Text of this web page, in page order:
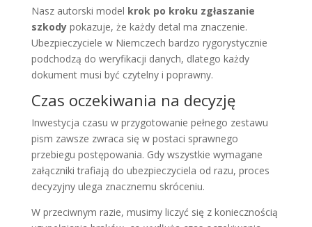
Nasz autorski model krok po kroku zgłaszanie
szkodypokazuje, że każdy detal ma znaczenie.
Ubezpieczyciele w Niemczech bardzo rygorystycznie
podchodzą do weryfikacji danych, dlatego każdy
dokument musi być czytelny i poprawny.
Czas oczekiwania na decyzję
Inwestycja czasu w przygotowanie pełnego zestawu
pism zawsze zwraca się w postaci sprawnego
przebiegu postępowania. Gdy wszystkie wymagane
załączniki trafiają do ubezpieczyciela od razu, proces
decyzyjny ulega znacznemu skróceniu.
W przeciwnym razie, musimy liczyć się z koniecznością